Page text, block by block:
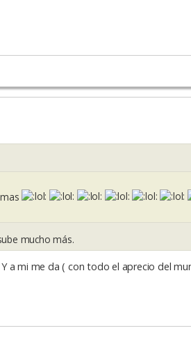
mas
mucho más.
a mi me da ( con todo el aprecio del